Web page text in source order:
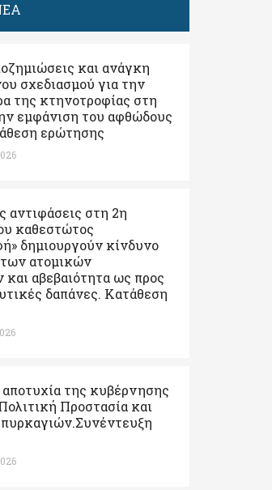
και ανάγκη
σχεδιασμού για την
της κτηνοτροφίας στη
εμφάνιση του αφθώδους
ερώτησης
αντιφάσεις στη 2η
καθεστώτος
δημιουργούν κίνδυνο
ατομικών
και αβεβαιότητα ως προς
δαπάνες. Κατάθεση
της κυβέρνησης
Προστασία και